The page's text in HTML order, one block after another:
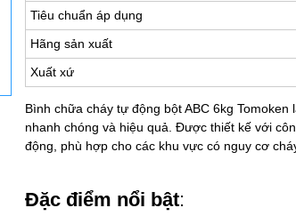
Tiêu chuẩn áp dụng
Hãng sản xuất
Xuất xứ
Bình chữa cháy tự động bột ABC 6kg
nhanh chóng và hiệu quả. Được thiết kế với
động, phù hợp cho các khu vực có nguy cơ
Đặc điểm nổi bật: